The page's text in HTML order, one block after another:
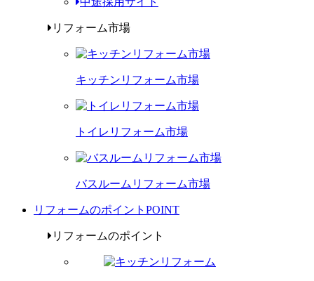
リフォーム市場
キッチンリフォーム市場
トイレリフォーム市場
バスルームリフォーム市場
リフォームのポイント POINT
リフォームのポイント